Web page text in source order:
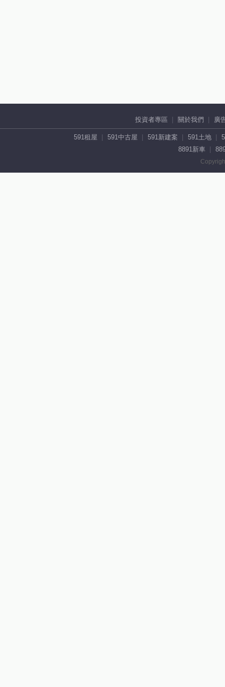
投資者專區 關於我們 廣
591租屋 591中古屋 591新建案 591土地
8891新車